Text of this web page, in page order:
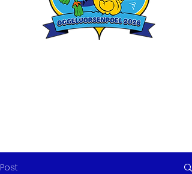
Post